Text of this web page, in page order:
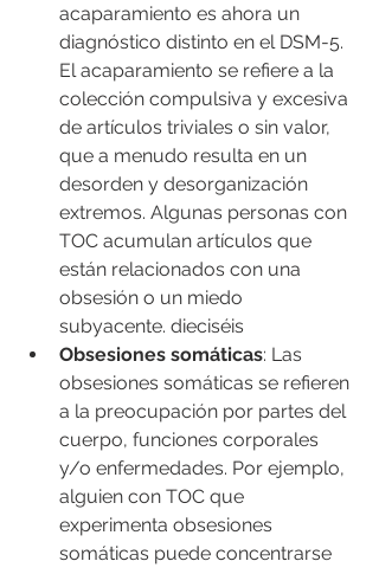
acaparamiento es ahora un
diagnóstico distinto en el DSM-5.
El acaparamiento se refiere a la
colección compulsiva y excesiva
de artículos triviales o sin valor,
que a menudo resulta en un
desorden y desorganización
extremos. Algunas personas con
TOC acumulan artículos que
están relacionados con una
obsesión o un miedo
subyacente. dieciséis
Obsesiones somáticas: Las
obsesiones somáticas se refieren
a la preocupación por partes del
cuerpo, funciones corporales
y/o enfermedades. Por ejemplo,
alguien con TOC que
experimenta obsesiones
somáticas puede concentrarse